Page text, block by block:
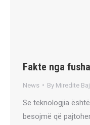
Fakte nga
News By Miredite
Se teknologjia
besojmë që